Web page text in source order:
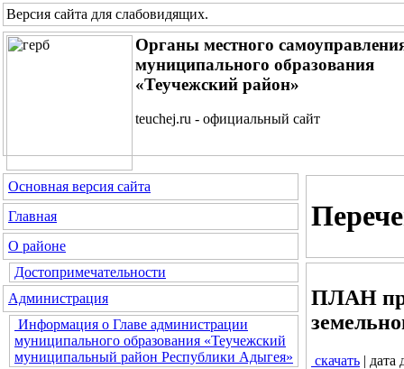
Версия сайта для слабовидящих.
Органы местного
муниципального образования
«Теучежский район»
teuchej.ru - официальный сайт
Основная версия сайта
Главная
О районе
Достопримечательности
Администрация
Информация о Главе администрации
муниципального образования «Теучежский
муниципальный район Республики Адыгея»
ПЛАН
скачать | дата